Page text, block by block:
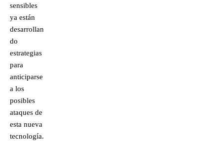
sensibles
ya están
desarrollan
do
estrategias
para
anticiparse
a los
posibles
ataques de
esta nueva
tecnología.